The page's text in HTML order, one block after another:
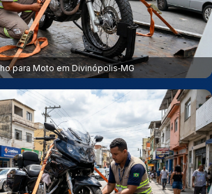
para Moto em Divinópolis‑MG